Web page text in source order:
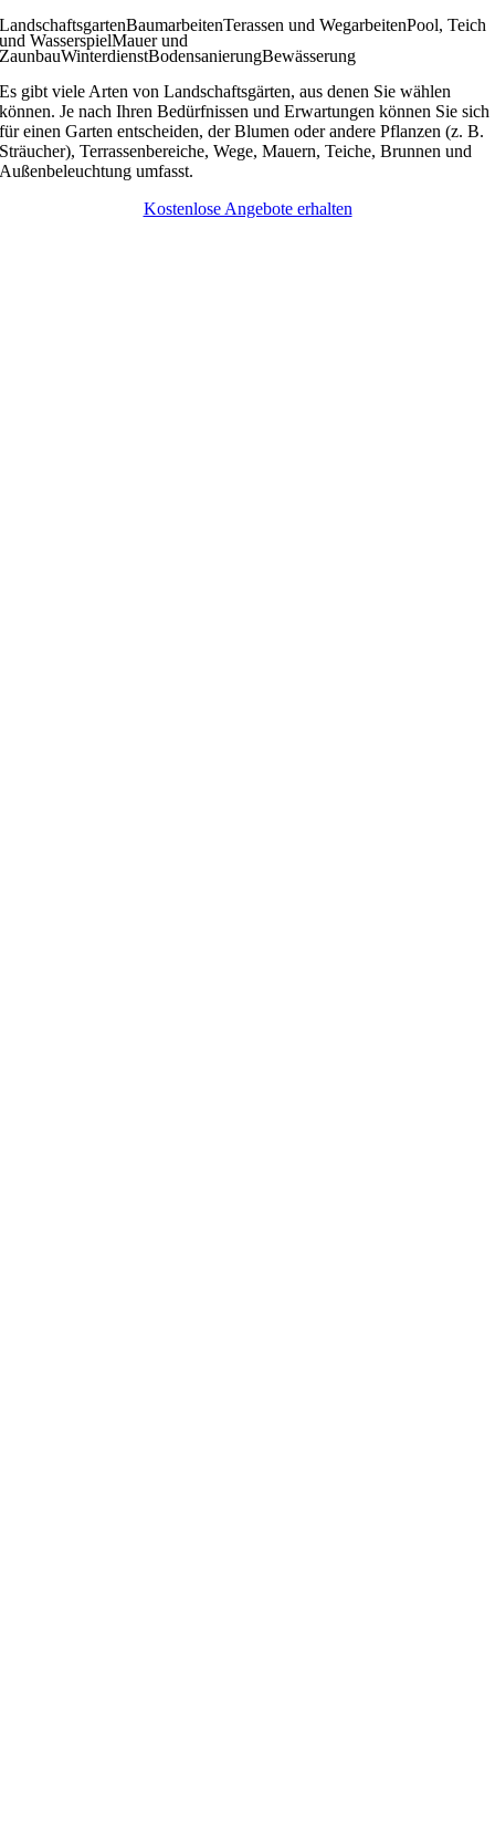
LandschaftsgartenBaumarbeitenTerassen und WegarbeitenPool, Teich
und WasserspielMauer und
ZaunbauWinterdienstBodensanierungBewässerung
Es gibt viele Arten von Landschaftsgärten, aus denen Sie wählen
können. Je nach Ihren Bedürfnissen und Erwartungen können Sie sich
für einen Garten entscheiden, der Blumen oder andere Pflanzen (z. B.
Sträucher), Terrassenbereiche, Wege, Mauern, Teiche, Brunnen und
Außenbeleuchtung umfasst.
Kostenlose Angebote erhalten